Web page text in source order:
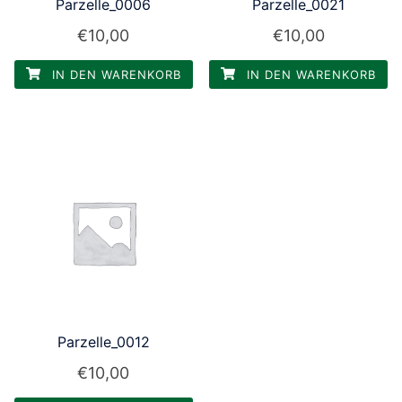
Parzelle_0006
€10,00
IN DEN WARENKORB
Parzelle_0021
€10,00
IN DEN WARENKORB
Parzelle_0012
€10,00